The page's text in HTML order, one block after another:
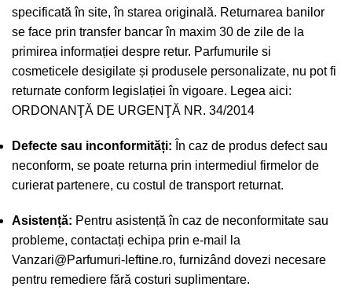
specificată în site, în starea originală. Returnarea banilor
se face prin transfer bancar în maxim 30 de zile de la
primirea informației despre retur. Parfumurile si
cosmeticele desigilate și produsele personalizate, nu pot fi
returnate conform legislației în vigoare. Legea aici:
ORDONANŢĂ DE URGENŢĂ NR. 34/2014
Defecte sau inconformități: În caz de produs defect sau
neconform, se poate returna prin intermediul firmelor de
curierat partenere, cu costul de transport returnat.
Asistență: Pentru asistență în caz de neconformitate sau
probleme, contactați echipa prin e-mail la
Vanzari@Parfumuri-Ieftine.ro, furnizând dovezi necesare
pentru remediere fără costuri suplimentare.